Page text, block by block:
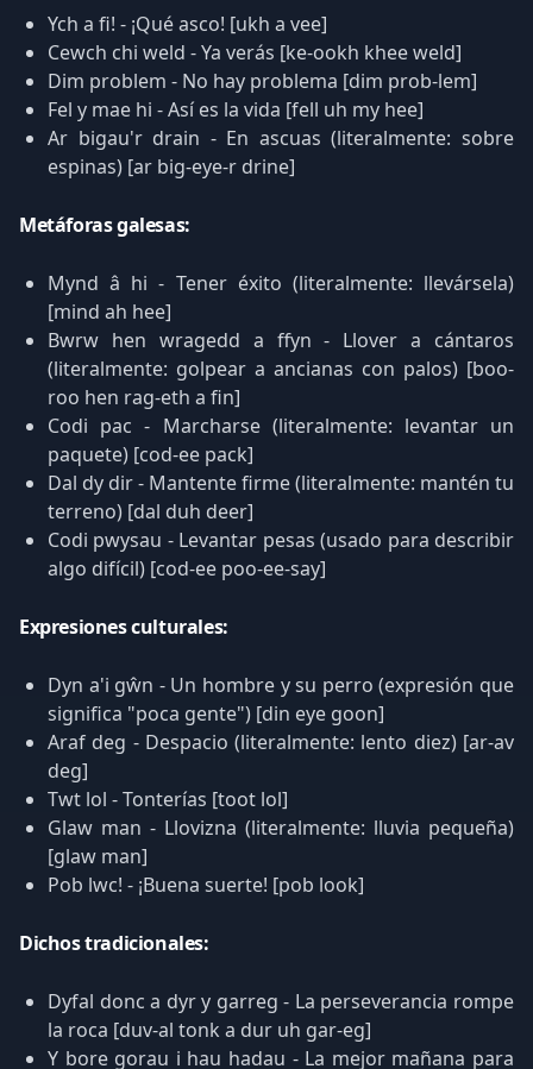
Ych a fi! - ¡Qué asco! [ukh a vee]
Cewch chi weld - Ya verás [ke-ookh khee weld]
Dim problem - No hay problema [dim prob-lem]
Fel y mae hi - Así es la vida [fell uh my hee]
Ar bigau'r drain - En ascuas (literalmente: sobre
espinas) [ar big-eye-r drine]
Metáforas galesas:
Mynd â hi - Tener éxito (literalmente: llevársela)
[mind ah hee]
Bwrw hen wragedd a ffyn - Llover a cántaros
(literalmente: golpear a ancianas con palos) [boo-
roo hen rag-eth a fin]
Codi pac - Marcharse (literalmente: levantar un
paquete) [cod-ee pack]
Dal dy dir - Mantente firme (literalmente: mantén tu
terreno) [dal duh deer]
Codi pwysau - Levantar pesas (usado para describir
algo difícil) [cod-ee poo-ee-say]
Expresiones culturales:
Dyn a'i gŵn - Un hombre y su perro (expresión que
significa "poca gente") [din eye goon]
Araf deg - Despacio (literalmente: lento diez) [ar-av
deg]
Twt lol - Tonterías [toot lol]
Glaw man - Llovizna (literalmente: lluvia pequeña)
[glaw man]
Pob lwc! - ¡Buena suerte! [pob look]
Dichos tradicionales:
Dyfal donc a dyr y garreg - La perseverancia rompe
la roca [duv-al tonk a dur uh gar-eg]
Y bore gorau i hau hadau - La mejor mañana para